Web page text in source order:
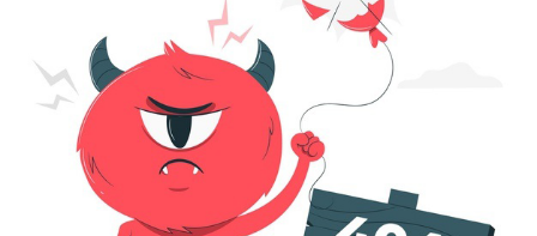
iPhone 17
iPhone 16 Pro Max
iPhone 16 Pro
iPhone 16 Plus